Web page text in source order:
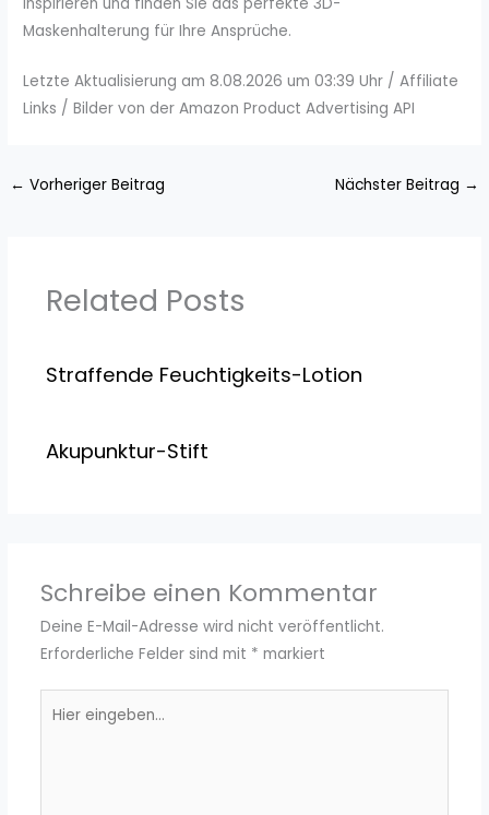
Maskenhalterung für Ihre Ansprüche.
Letzte Aktualisierung am 8.08.2026 um 03:39 Uhr / Affiliate
Links / Bilder von der Amazon Product Advertising API
← Vorheriger Beitrag Nächster Beitrag →
Related Posts
Straffende Feuchtigkeits-Lotion
Akupunktur-Stift
Schreibe einen Kommentar
Deine E-Mail-Adresse wird nicht veröffentlicht.
Erforderliche Felder sind mit * markiert
eingeben…